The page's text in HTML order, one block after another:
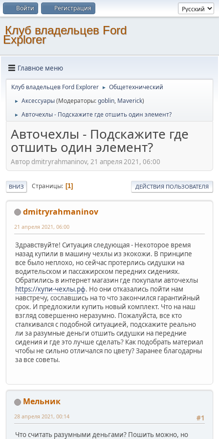
Войти Регистрация
Клуб владельцев Ford
Explorer
Главное меню
Клуб владельцев Ford Explorer ► Общетехнический
► Аксессуары(Модераторы:goblin, Maverick)
► Авточехлы - Подскажите где отшить один элемент?
Авточехлы - Подскажите где
отшить один элемент?
Автор dmitryrahmaninov, 21 апреля 2021, 06:00
ВНИЗ Страницы 1 ДЕЙСТВИЯ ПОЛЬЗОВАТЕЛЯ
dmitryrahmaninov
21 апреля 2021, 06:00
Здравствуйте! Ситуация следующая - Некоторое время
назад купили в машину чехлы из экокожи. В принципе
все было неплохо, но сейчас протерлись сидушки на
водительском и пассажирском передних сидениях.
Обратились в интернет магазин где покупали авточехлы
https://купи-чехлы.рф. Но они отказались пойти нам
навстречу, сославшись на то что закончился гарантийный
срок. И предложили купить новый комплект. Что на наш
взгляд совершенно неразумно. Пожалуйста, все кто
сталкивался с подобной ситуацией, подскажите реально
ли за разумные деньги отшить сидушки на передние
сидения и где это лучше сделать? Как подобрать материал
чтобы не сильно отличался по цвету? Заранее благодарны
за все советы.
Мельник
#1
28 апреля 2021, 00:14
Что считать разумными деньгами? Пошить можно, но